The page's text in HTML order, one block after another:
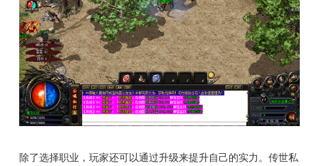
除了选择职业，玩家还可以通过升级来提升自己的实力。传世私